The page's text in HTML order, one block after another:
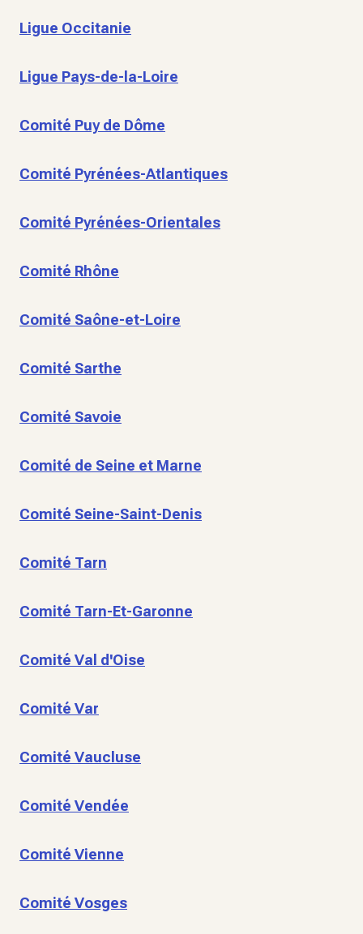
Ligue Occitanie
Ligue Pays-de-la-Loire
Comité Puy de Dôme
Comité Pyrénées-Atlantiques
Comité Pyrénées-Orientales
Comité Rhône
Comité Saône-et-Loire
Comité Sarthe
Comité Savoie
Comité de Seine et Marne
Comité Seine-Saint-Denis
Comité Tarn
Comité Tarn-Et-Garonne
Comité Val d'Oise
Comité Var
Comité Vaucluse
Comité Vendée
Comité Vienne
Comité Vosges